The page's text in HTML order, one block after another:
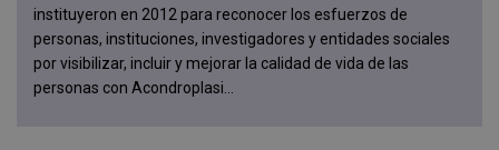
instituyeron en 2012 para reconocer los esfuerzos de
personas, instituciones, investigadores y entidades sociales
por visibilizar, incluir y mejorar la calidad de vida de las
personas con Acondroplasi...